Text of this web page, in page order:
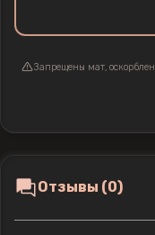
Запрещены мат,
Отзывы (0)